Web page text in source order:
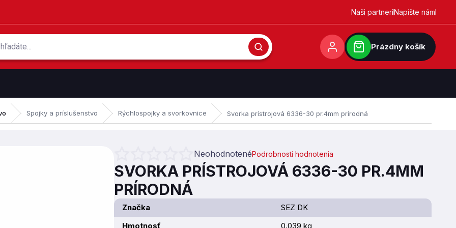
Naši partneriNapíšte nám
Prázdny košík
Spojky a príslušenstvo Rýchlospojky a svorkovnice Svorka prístrojová 6336-30 pr.4mm prírodná
Priemerné hodnotenie produktu je 0,0 z 5 hviezdičiek.
NeohodnotenéPodrobnosti hodnotenia
SVORKA PRÍSTROJOVÁ 6336-30 PR.4MM
PRÍRODNÁ
Značka
SEZ DK
Hmotnosť
0.039 kg